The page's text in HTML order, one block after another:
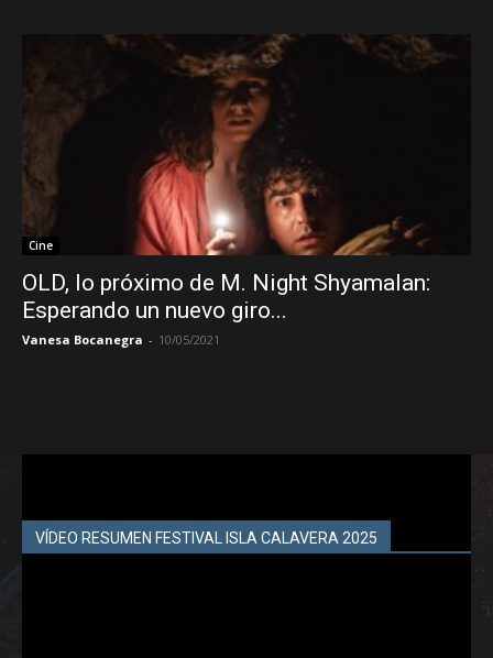
Cine
OLD, lo próximo de M. Night Shyamalan:
Esperando un nuevo giro...
Vanesa Bocanegra - 10/05/2021
VÍDEO RESUMEN FESTIVAL ISLA CALAVERA 2025